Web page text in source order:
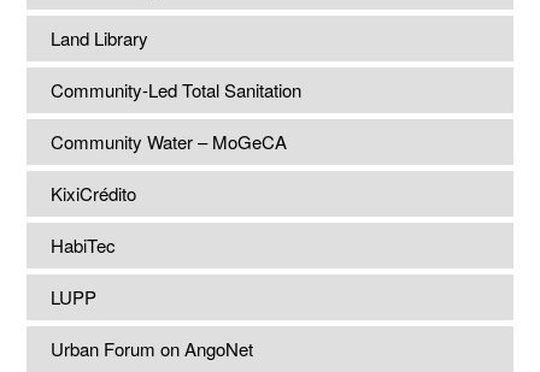
Land Library
Community-Led Total Sanitation
Community Water – MoGeCA
KixiCrédito
HabiTec
LUPP
Urban Forum on AngoNet